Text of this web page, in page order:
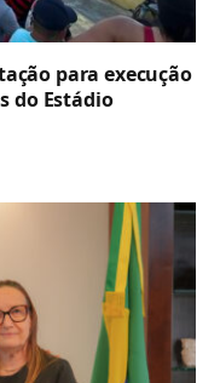
para execução
do Estádio